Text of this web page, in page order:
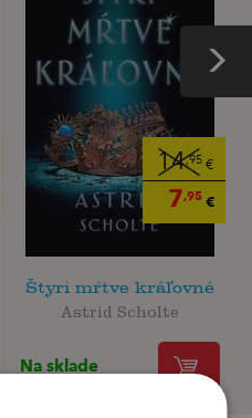
14,95€
7,95€
Štyri mŕtve kráľovné
Astrid Scholte
Na sklade